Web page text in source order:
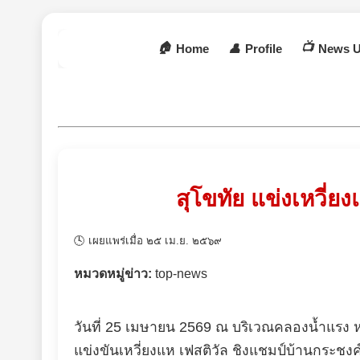
🏠 Home 👤 Profile 📺 News
สุโขทัย แข่งเหวี่ย
🕓 เผยแพร่เมื่อ ๒๕ เม.ย. ๒๕๖๙
หมวดหมู่ข่าว: top-news
วันที่ 25 เมษายน 2569 ณ บริเวณคลองน้ำแรง
แข่งขันเหวี่ยงแห เฟสติวัล ชิงแชมป์บ้านกระชง